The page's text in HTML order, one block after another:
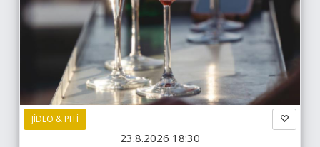
JÍDLO & PITÍ
23.8.2026 18:30